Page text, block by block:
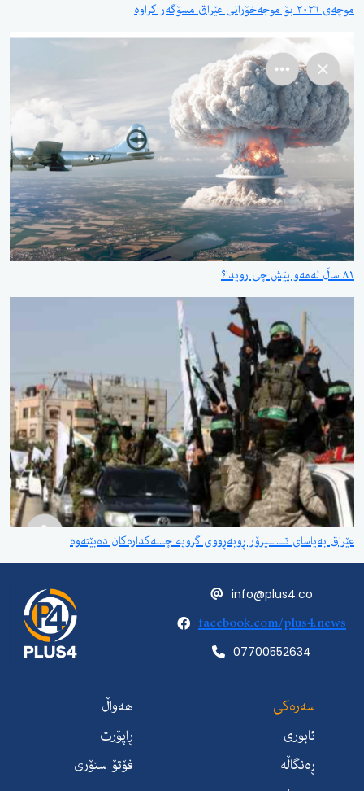
موچەی ٢٠٢٦ بۆ موجەخۆرانی عێراق مسۆگەر کراوە
٨١ ساڵ لەمەو پێش چی رویدا؟
عێراق بەیاسای تــ..ــیرۆر ڕوبەڕووی گروپە چـ.ـەکدارەکان دەبێتەوە
info@plus4.co
facebook.com/plus4.news
07700552634
سەرەکی
هەواڵ
ئابوری
ڕاپۆرت
ڕەنگاڵە
فۆتۆ ستۆری